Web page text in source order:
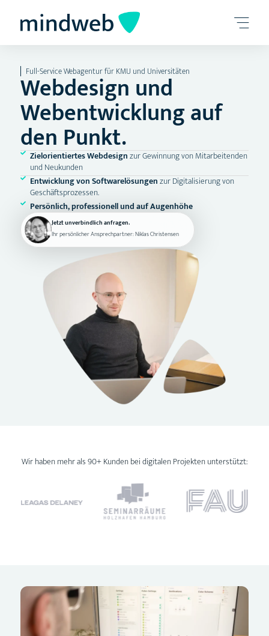
Full-Service Webagentur für KMU und Universitäten
Webdesign und
Webentwicklung auf
den Punkt.
Zielorientiertes Webdesignzur Gewinnung von Mitarbeitenden
und Neukunden
Entwicklung von Softwarelösungenzur Digitalisierung von
Geschäftsprozessen.
Persönlich, professionell und auf Augenhöhe
Jetzt unverbindlich anfragen.
Ihr persönlicher Ansprechpartner: Niklas Christensen
Wir haben mehr als 90+ Kunden bei digitalen Projekten unterstützt: